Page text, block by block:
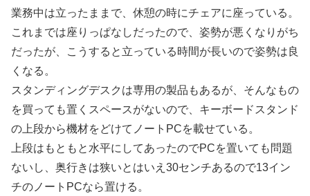
業務中は立ったままで、休憩の時にチェアに座っている。
これまでは座りっぱなしだったので、姿勢が悪くなりがち
だったが、こうすると立っている時間が長いので姿勢は良
くなる。
スタンディングデスクは専用の製品もあるが、そんなもの
を買っても置くスペースがないので、キーボードスタンド
の上段から機材をどけてノートPCを載せている。
上段はもともと水平にしてあったのでPCを置いても問題
ないし、奥行きは狭いとはいえ30センチあるので13イン
チのノートPCなら置ける。